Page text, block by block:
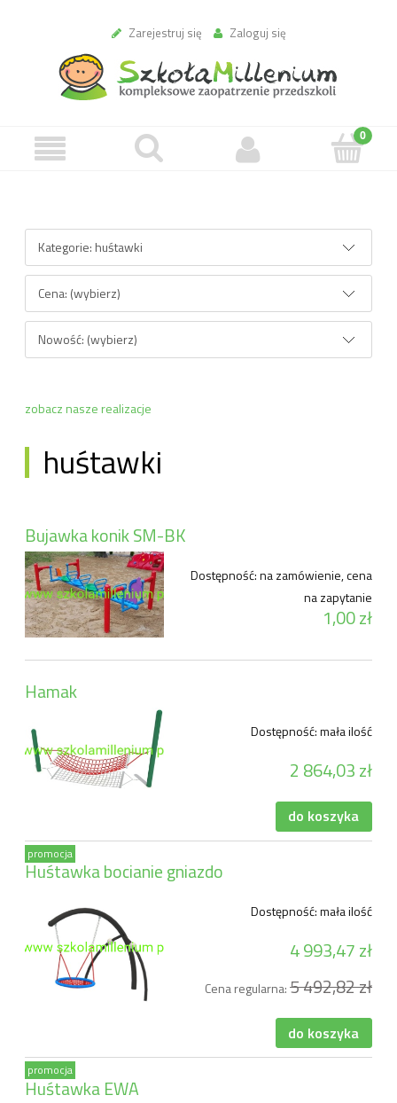
Zarejestruj się Zaloguj się
Kategorie: huśtawki
Cena: (wybierz)
Nowość: (wybierz)
zobacz nasze realizacje
huśtawki
Bujawka konik SM-BK
Dostępność:na zamówienie, cena
na zapytanie
1,00 zł
Hamak
Dostępność:mała ilość
2 864,03 zł
do koszyka
Huśtawka bocianie gniazdo
Dostępność:mała ilość
4 993,47 zł
Cena regularna:5 492,82 zł
do koszyka
promocja
Huśtawka EWA
promocja